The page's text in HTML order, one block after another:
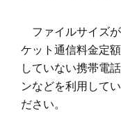
ファイルサイズ
ケット通信料金定
していない携帯電
ンなどを利用して
ださい。